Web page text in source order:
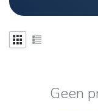
Geen